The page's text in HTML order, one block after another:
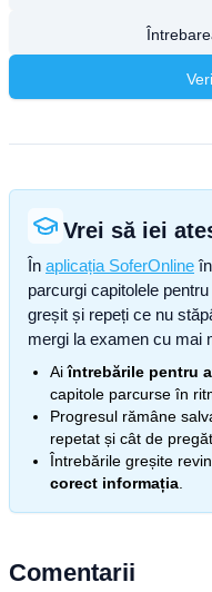
Vrei să iei
În aplicația SoferOnline
parcurgi capitolele
greșit și repeți ce nu
mergi la examen cu mai
Aiîntrebările pentru
capitole parcurse în
Progresul rămâne
repetat și cât de
Întrebările greșite
corect informația
Comentarii